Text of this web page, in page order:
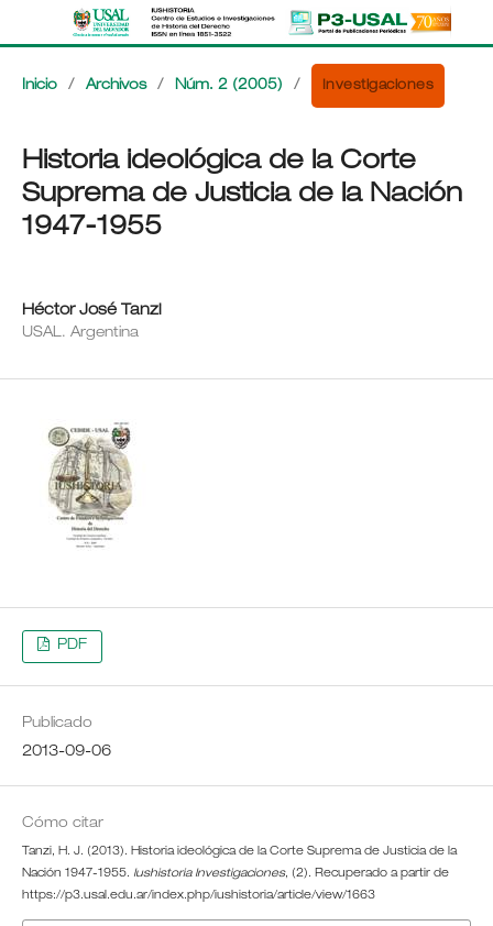
Inicio / Archivos / Núm. 2 (2005) / Investigaciones
Historia ideológica de la Corte
Suprema de Justicia de la Nación
1947-1955
Héctor José Tanzi
USAL. Argentina
PDF
Publicado
2013-09-06
Cómo citar
Tanzi, H. J. (2013). Historia ideológica de la Corte Suprema de Justicia de la
Nación 1947-1955. Iushistoria Investigaciones, (2). Recuperado a partir de
https://p3.usal.edu.ar/index.php/iushistoria/article/view/1663